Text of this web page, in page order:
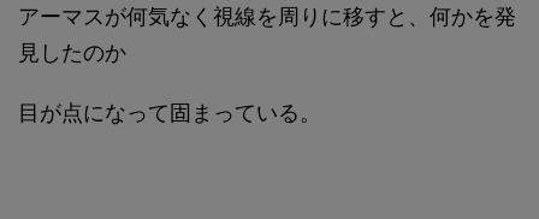
アーマスが何気なく視線を周りに移すと、何かを発
見したのか
目が点になって固まっている。